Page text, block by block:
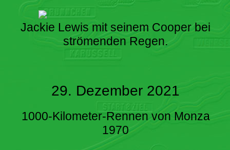
Jackie Lewis mit seinem Cooper bei
strömenden Regen.
29. Dezember 2021
1000-Kilometer-Rennen von Monza
1970